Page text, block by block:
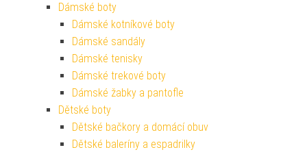
Dámské boty
Dámské kotníkové boty
Dámské sandály
Dámské tenisky
Dámské trekové boty
Dámské žabky a pantofle
Dětské boty
Dětské bačkory a domácí obuv
Dětské baleríny a espadrilky